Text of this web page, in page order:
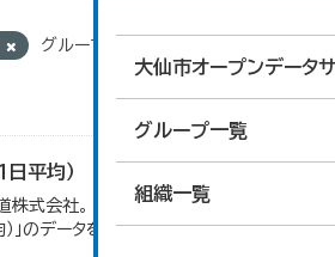
大仙市オープンデータ
グループ一覧
組織一覧
グループ:
日平均）
株式会社。 大仙市の統計「8-2 市内
」のデータを参照しています。